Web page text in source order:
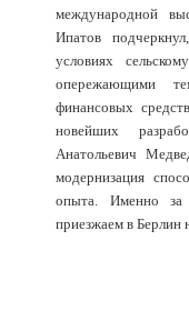
международной
Ипатов
условиях
опережающими
финансовых
новейших
Анатольевич
модернизация
опыта. Именно
приезжаем в Берлин